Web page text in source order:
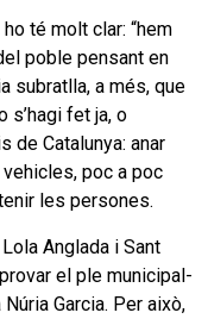
ho té molt clar: “hem
poble pensant en
subratlla, a més, que
s’hagi fet ja, o
de Catalunya: anar
poc a poc
les persones.
Anglada i Sant
el ple municipal-
Garcia. Per això,